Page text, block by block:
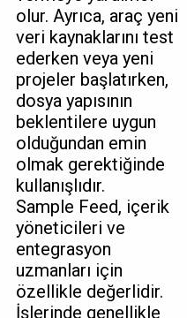
olur. Ayrıca, araç yeni
veri kaynaklarını test
ederken veya yeni
projeler başlatırken,
dosya yapısının
beklentilere uygun
olduğundan emin
olmak gerektiğinde
kullanışlıdır.
Sample Feed, içerik
yöneticileri ve
entegrasyon
uzmanları için
özellikle değerlidir.
İşlerinde genellikle